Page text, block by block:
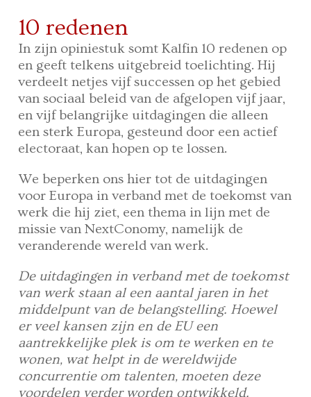
10 redenen
In zijn opiniestuk somt Kalfin 10 redenen op
en geeft telkens uitgebreid toelichting. Hij
verdeelt netjes vijf successen op het gebied
van sociaal beleid van de afgelopen vijf jaar,
en vijf belangrijke uitdagingen die alleen
een sterk Europa, gesteund door een actief
electoraat, kan hopen op te lossen.
We beperken ons hier tot de uitdagingen
voor Europa in verband met de toekomst van
werk die hij ziet, een thema in lijn met de
missie van NextConomy, namelijk de
veranderende wereld van werk.
De uitdagingen in verband met de toekomst
van werk staan al een aantal jaren in het
middelpunt van de belangstelling. Hoewel
er veel kansen zijn en de EU een
aantrekkelijke plek is om te werken en te
wonen, wat helpt in de wereldwijde
concurrentie om talenten, moeten deze
voordelen verder worden ontwikkeld.